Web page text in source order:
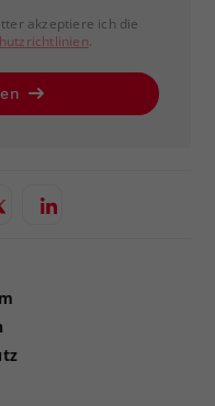
akzeptiere ich die
.